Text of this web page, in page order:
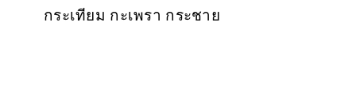
กระเทียม กะเพรา กระชาย